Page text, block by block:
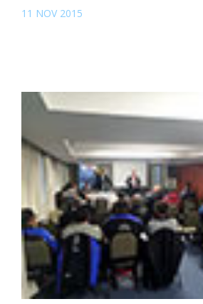
11 NOV 2015